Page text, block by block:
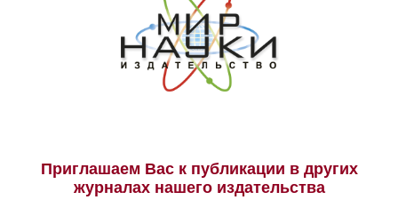
Приглашаем Вас к публикации в других
журналах нашего издательства